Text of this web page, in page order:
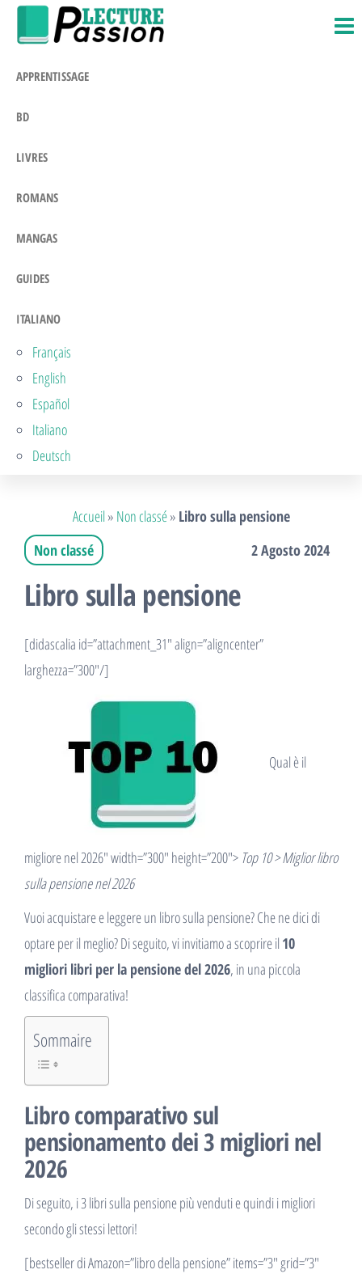
Salta
contenuto
APPRENTISSAGE
BD
LIVRES
ROMANS
MANGAS
GUIDES
ITALIANO
Français
English
Español
Italiano
Deutsch
Accueil» Non classé» Libro sulla pensione
Non classé
2 Agosto 2024
Libro sulla pensione
[didascalia id=”attachment_31″ align=”aligncenter”
larghezza=”300″/]
Qual è il
migliore nel 2026″ width=”300″ height=”200″> Top 10 > Miglior libro
sulla pensione nel 2026
Vuoi acquistare e leggere un libro sulla pensione? Che ne dici di
optare per il meglio? Di seguito, vi invitiamo a scoprire il 10
migliori libri per la pensione del 2026, in una piccola
classifica comparativa!
Sommaire
Libro comparativo sul
pensionamento dei 3 migliori nel
2026
Di seguito, i 3 libri sulla pensione più venduti e quindi i migliori
secondo gli stessi lettori!
[bestseller di Amazon=”libro della pensione” items=”3″ grid=”3″